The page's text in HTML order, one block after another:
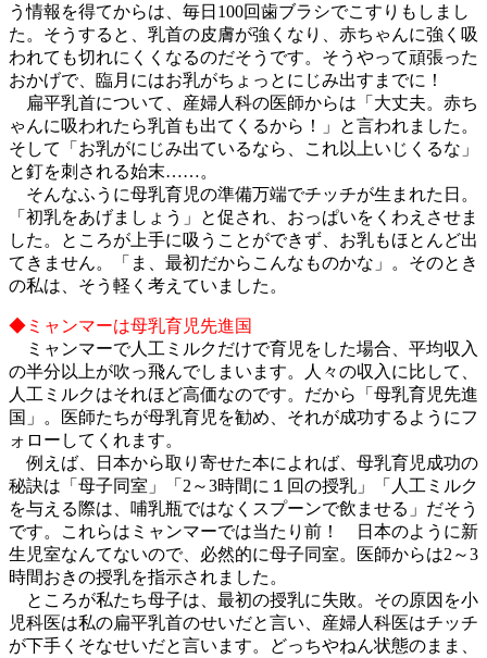
う情報を得てからは、毎日100回歯ブラシでこすりもしまし
た。そうすると、乳首の皮膚が強くなり、赤ちゃんに強く吸
われても切れにくくなるのだそうです。そうやって頑張った
おかげで、臨月にはお乳がちょっとにじみ出すまでに！
扁平乳首について、産婦人科の医師からは「大丈夫。赤ち
ゃんに吸われたら乳首も出てくるから！」と言われました。
そして「お乳がにじみ出ているなら、これ以上いじくるな」
と釘を刺される始末……。
そんなふうに母乳育児の準備万端でチッチが生まれた日。
「初乳をあげましょう」と促され、おっぱいをくわえさせま
した。ところが上手に吸うことができず、お乳もほとんど出
てきません。「ま、最初だからこんなものかな」。そのとき
の私は、そう軽く考えていました。
◆ミャンマーは母乳育児先進国
ミャンマーで人工ミルクだけで育児をした場合、平均収入
の半分以上が吹っ飛んでしまいます。人々の収入に比して、
人工ミルクはそれほど高価なのです。だから「母乳育児先進
国」。医師たちが母乳育児を勧め、それが成功するようにフ
ォローしてくれます。
例えば、日本から取り寄せた本によれば、母乳育児成功の
秘訣は「母子同室」「2～3時間に１回の授乳」「人工ミルク
を与える際は、哺乳瓶ではなくスプーンで飲ませる」だそう
です。これらはミャンマーでは当たり前！ 日本のように新
生児室なんてないので、必然的に母子同室。医師からは2～3
時間おきの授乳を指示されました。
ところが私たち母子は、最初の授乳に失敗。その原因を小
児科医は私の扁平乳首のせいだと言い、産婦人科医はチッチ
が下手くそなせいだと言います。どっちやねん状態のまま、